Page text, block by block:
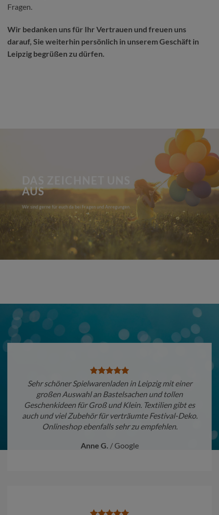
Fragen.
Wir bedanken uns für Ihr Vertrauen und freuen uns
darauf, Sie weiterhin persönlich in unserem Geschäft in
Leipzig begrüßen zu dürfen.
AUS
Wir sind gerne für euch da bei Fragen und Anregungen.
Sehr schöner Spielwarenladen in Leipzig mit einer
großen Auswahl an Bastelsachen und tollen
Geschenkideen für Groß und Klein. Textilien gibt es
auch und viel Zubehör für verträumte Festival-Deko.
Onlineshop ebenfalls sehr zu empfehlen.
Anne G. / Google